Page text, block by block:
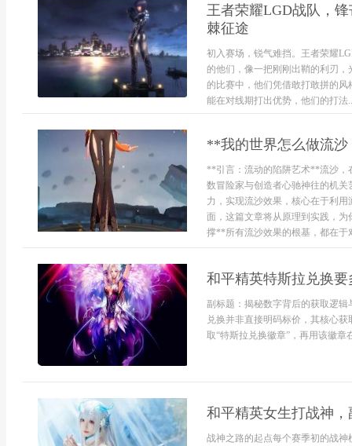
王者荣耀LGD战队，
棘征途
初入赛场，锐气难挡。王者荣耀
的他们，像一把刚刚出鞘的利刃
的比赛中，他们凭借敢打敢拼的
能在对线期打出优势，他们的打法
**我的世界怎么做流
**引言：流动的陷阱艺术**流沙，
数冒险家与创造者心驰神往的机
力，实现流沙效果，核心在于利
面，这篇文章将从原理到实践，
撑**所有流沙效果的根基，都在于
和平精英特斯拉兑换
副标题：揭秘数字背后的获取逻
兑换并非直接明码标价，其核心
取“特斯拉兑换徽章”，再用该徽章
和平精英女生打战神
战神之路的起点每个赛季初的战